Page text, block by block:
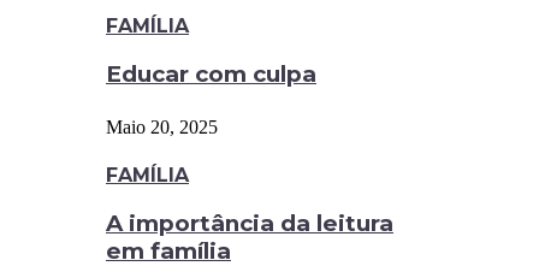
FAMÍLIA
Educar com culpa
Maio 20, 2025
FAMÍLIA
A importância da leitura
em família